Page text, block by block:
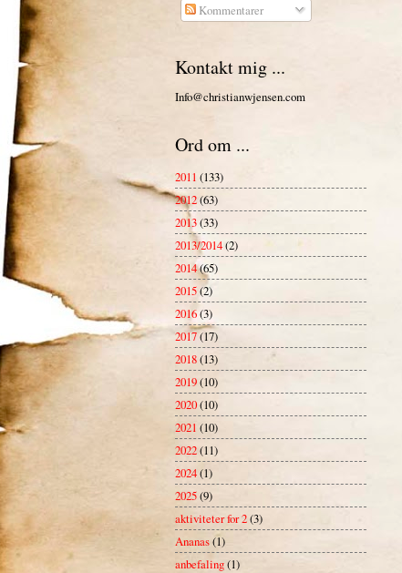
Kommentarer
Kontakt mig ...
Info@christianwjensen.com
Ord om ...
2011 (133)
2012(63)
2013(33)
2013/2014(2)
2014(65)
2015(2)
2016(3)
2017(17)
2018(13)
2019(10)
2020(10)
2021 (10)
2022(11)
2024(1)
2025(9)
aktiviteter for 2(3)
Ananas(1)
anbefaling(1)